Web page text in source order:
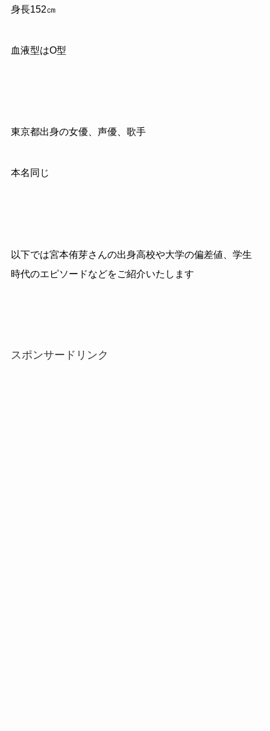
身長152㎝
血液型はO型
東京都出身の女優、声優、歌手
本名同じ
以下では宮本侑芽さんの出身高校や大学の偏差値、学生
時代のエピソードなどをご紹介いたします
スポンサードリンク